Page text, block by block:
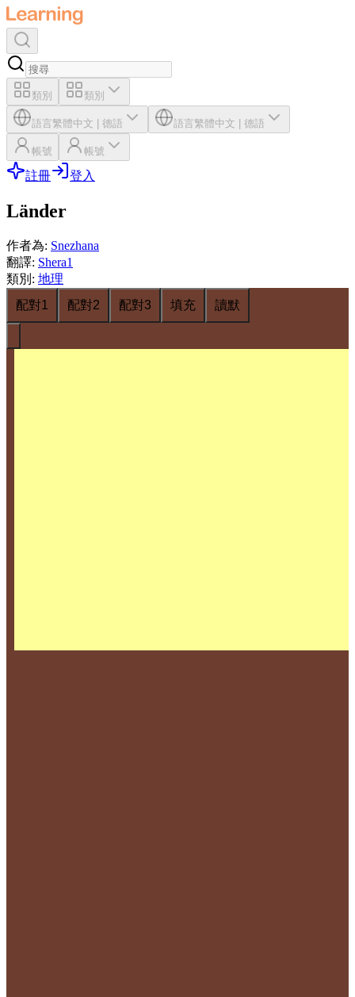
類別 類別
語言繁體中文 德語 語言繁體中文 德語
帳號 帳號
註冊 登入
Länder
作者為: Snezhana
翻譯: Shera1
類別 : 地理
配對1
配對2 配對3 填充 讀默